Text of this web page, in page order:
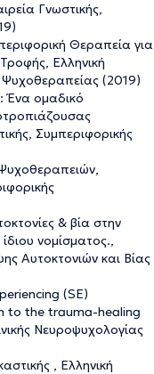
Γνωστικής,
Θεραπεία για
Ελληνική
Ψυχοθεραπείας (2019)
Ένα ομαδικό
Συμπεριφορικής
& βία στην
νομίσματος.,
Αυτοκτονιών και Βίας
(SE)
to the trauma-healing
Νευροψυχολογίας
, Ελληνική